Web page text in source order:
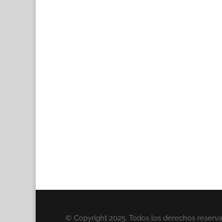
© Copyright 2025. Todos los derechos